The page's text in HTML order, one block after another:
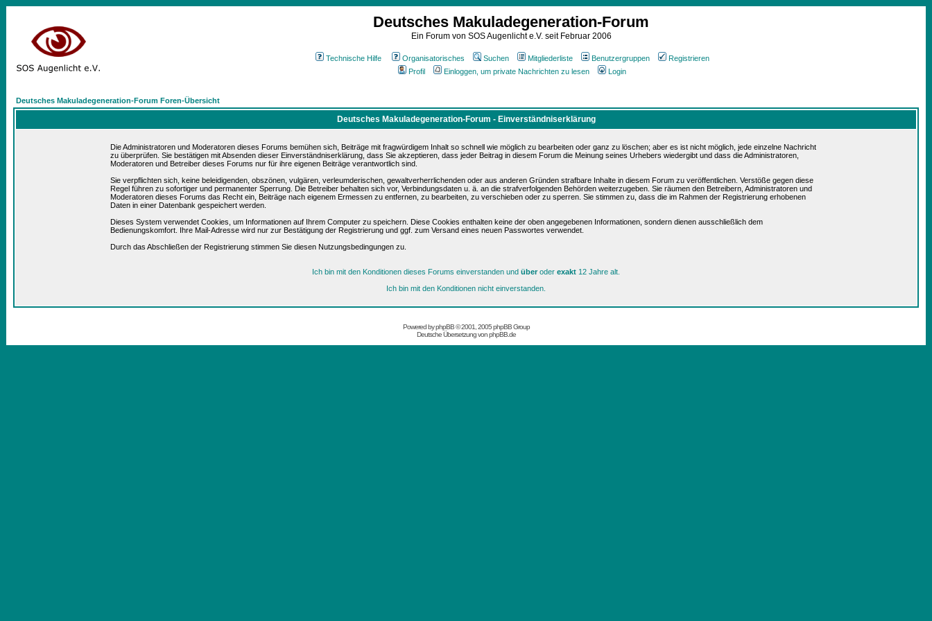
Deutsches Makuladegeneration-Forum
Ein Forum von SOS Augenlicht e.V. seit Februar 2006
Technische Hilfe Organisatorisches Suchen Mitgliederliste Benutzergruppen
Registrieren
Profil
Einloggen, um private Nachrichten zu lesen Login
Deutsches Makuladegeneration-Forum Foren-Übersicht
Deutsches Makuladegeneration-Forum - Einverständniserklärung
Die Administratoren und Moderatoren dieses Forums bemühen sich, Beiträge mit fragwürdigem Inhalt so schnell wie möglich zu bearbeiten oder ganz zu löschen; aber es ist nicht möglich, jede einzelne Nachricht
zu überprüfen. Sie bestätigen mit Absenden dieser Einverständniserklärung, dass Sie akzeptieren, dass jeder Beitrag in diesem Forum die Meinung seines Urhebers wiedergibt und dass die Administratoren,
Moderatoren und Betreiber dieses Forums nur für ihre eigenen Beiträge verantwortlich sind.
Sie verpflichten sich, keine beleidigenden, obszönen, vulgären, verleumderischen, gewaltverherrlichenden oder aus anderen Gründen strafbare Inhalte in diesem Forum zu veröffentlichen. Verstöße gegen diese
Regel führen zu sofortiger und permanenter Sperrung. Die Betreiber behalten sich vor, Verbindungsdaten u. ä. an die strafverfolgenden Behörden weiterzugeben. Sie räumen den Betreibern, Administratoren und
Moderatoren dieses Forums das Recht ein, Beiträge nach eigenem Ermessen zu entfernen, zu bearbeiten, zu verschieben oder zu sperren. Sie stimmen zu, dass die im Rahmen der Registrierung erhobenen
Daten in einer Datenbank gespeichert werden.
Dieses System verwendet Cookies, um Informationen auf Ihrem Computer zu speichern. Diese Cookies enthalten keine der oben angegebenen Informationen, sondern dienen ausschließlich dem
Bedienungskomfort. Ihre Mail-Adresse wird nur zur Bestätigung der Registrierung und ggf. zum Versand eines neuen Passwortes verwendet.
Durch das Abschließen der Registrierung stimmen Sie diesen Nutzungsbedingungen zu.
Ich bin mit den Konditionen dieses Forums einverstanden und überoder exakt 12 Jahre alt.
Ich bin mit den Konditionen nicht einverstanden.
Powered byphpBB© 2001, 2005 phpBB Group
Deutsche Übersetzung vonphpBB.de